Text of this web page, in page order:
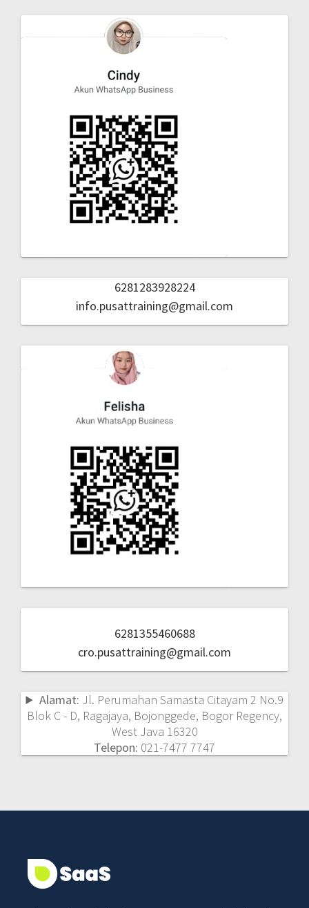
6281283928224
info.pusattraining@gmail.com
6281355460688
cro.pusattraining@gmail.com
Alamat: Jl. Perumahan Samasta Citayam 2 No.9
Blok C - D, Ragajaya, Bojonggede, Bogor Regency,
West Java 16320
Telepon: 021-7477 7747